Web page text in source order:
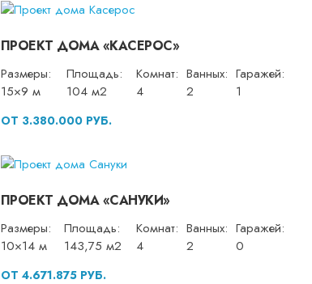
ПРОЕКТ ДОМА «КАСЕРОС»
Размеры:
15×9 м
Площадь:
104 м2
Комнат:
4
Ванных:
2
Гаражей:
1
ОТ 3.380.000 РУБ.
ПРОЕКТ ДОМА «САНУКИ»
Размеры:
10×14 м
Площадь:
143,75 м2
Комнат:
4
Ванных:
2
Гаражей:
0
ОТ 4.671.875 РУБ.